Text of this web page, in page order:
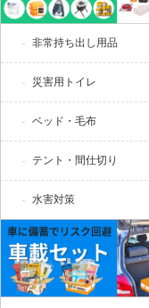
非常持ち出し用品
災害用トイレ
ベッド・毛布
テント・間仕切り
水害対策